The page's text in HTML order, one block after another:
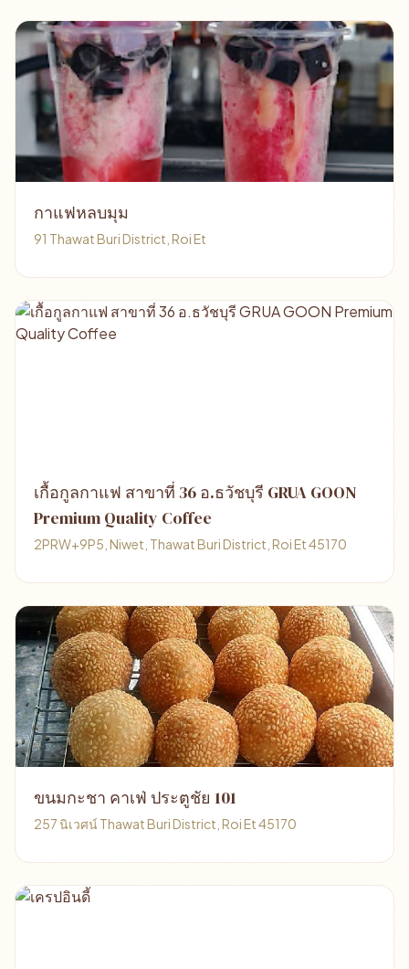
กาแฟหลบมุม
91 Thawat Buri District, Roi Et
เกื้อกูลกาแฟ สาขาที่ 36 อ.ธวัชบุรี GRUA GOON
Premium Quality Coffee
2PRW+9P5, Niwet, Thawat Buri District, Roi Et 45170
ขนมกะชา คาเฟ่ ประตูชัย 101
257 นิเวศน์ Thawat Buri District, Roi Et 45170